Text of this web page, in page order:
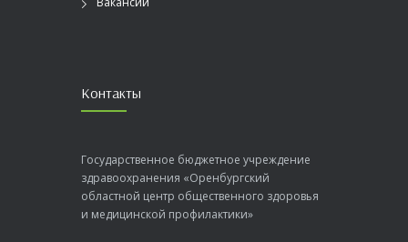
Контакты
Государственное бюджетное учреждение
здравоохранения «Оренбургский
областной центр общественного здоровья
и медицинской профилактики»